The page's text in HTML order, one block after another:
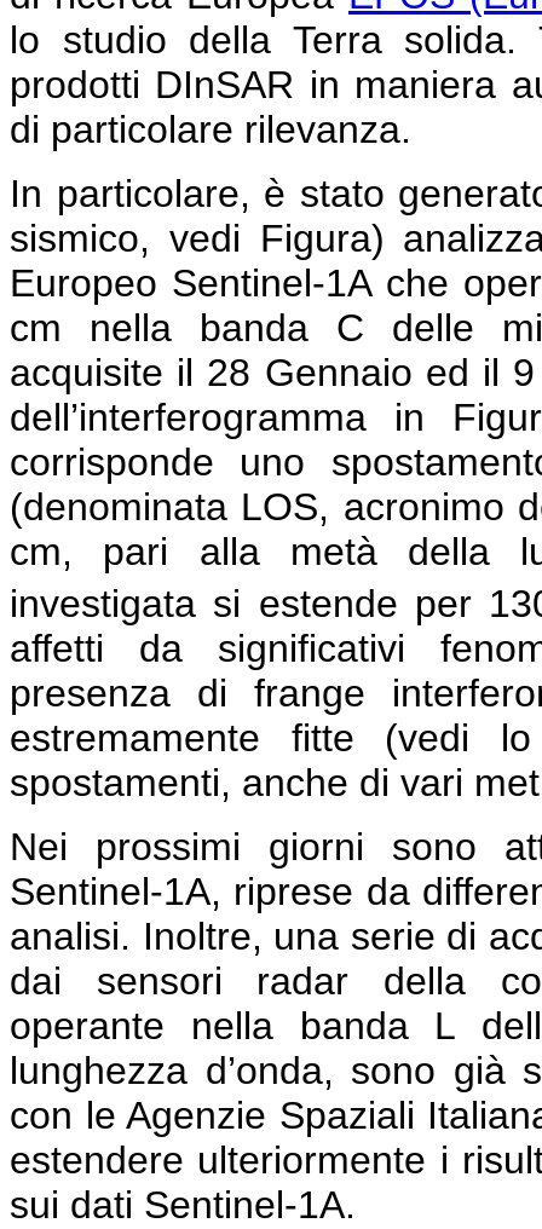
lo studio della Terra solida.
prodotti DInSAR in maniera
di particolare rilevanza.
In particolare, è stato
sismico, vedi Figura)
Europeo Sentinel-1A che
cm nella banda C delle
acquisite il 28 Gennaio ed il
dell’interferogramma in
corrisponde uno
(denominata LOS, acronimo
cm, pari alla metà della
investigata si estende per
affetti da significativi
presenza di frange
estremamente fitte (vedi
spostamenti, anche di vari
Nei prossimi giorni sono
Sentinel-1A, riprese da
analisi. Inoltre, una serie di
dai sensori radar della
operante nella banda L
lunghezza d’onda, sono già
con le Agenzie Spaziali
estendere ulteriormente i
sui dati Sentinel-1A.